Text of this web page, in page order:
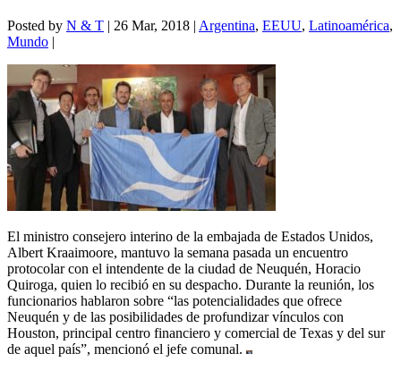
Posted by N & T | 26 Mar, 2018 | Argentina, EEUU, Latinoamérica,
Mundo |
El ministro consejero interino de la embajada de Estados Unidos,
Albert Kraaimoore, mantuvo la semana pasada un encuentro
protocolar con el intendente de la ciudad de Neuquén, Horacio
Quiroga, quien lo recibió en su despacho. Durante la reunión, los
funcionarios hablaron sobre “las potencialidades que ofrece
Neuquén y de las posibilidades de profundizar vínculos con
Houston, principal centro financiero y comercial de Texas y del sur
de aquel país”, mencionó el jefe comunal.